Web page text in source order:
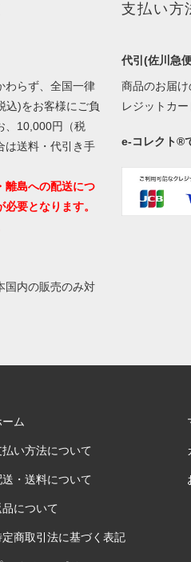
わらず、全国一律
込)をお客様にご負
、10,000円（税
は送料・代引き手
離島への配送につ
要となります。
国内の販売のみ対
支払い方
代引(佐川急
商品のお届
レジットカ
e-コレクト®
ーム
払い方法について
送・送料について
品について
定商取引法に基づく表記